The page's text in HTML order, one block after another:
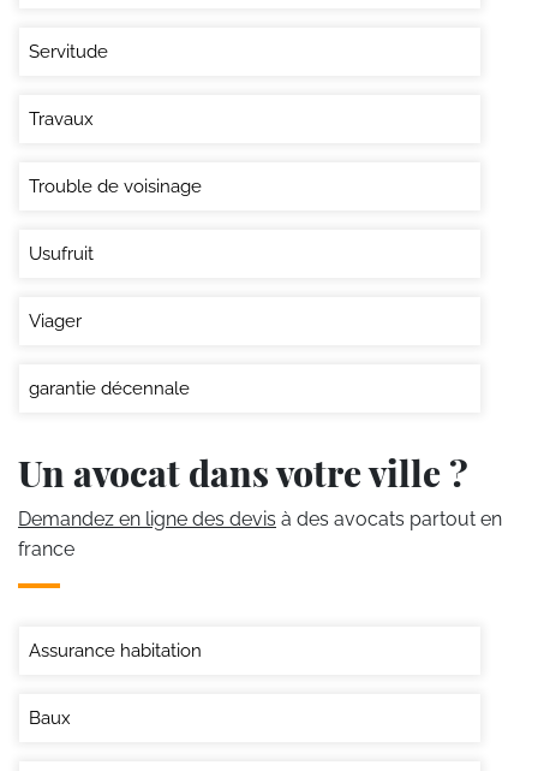
Servitude
Travaux
Trouble de voisinage
Usufruit
Viager
garantie décennale
Un avocat dans votre ville ?
Demandez en ligne des devis à des avocats partout en
france
Assurance habitation
Baux